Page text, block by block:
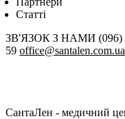
Статті
ЗВ'ЯЗОК З НАМИ (096)
59 office@santalen.com.ua
СантаЛен - медичний